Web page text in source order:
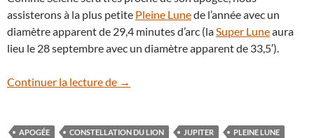
assisterons à la plus petite Pleine Lunede l’année avec un
diamètre apparent de 29,4 minutes d’arc (laSuper Luneaura
lieu le 28 septembre avec un diamètre apparent de 33,5′).
Continuer la lecture de Le 5 mars, rendez-vous avec la Pleine
→
APOGÉE CONSTELLATION DU LION JUPITER
PLEINE LUNE